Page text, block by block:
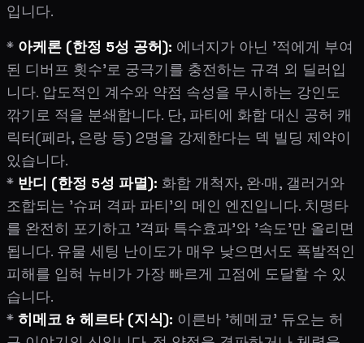
입니다.
* 아케론 (한정 5성 공허): 에너지가 아닌 '적에게 부여
된 디버프 횟수'로 궁극기를 충전하는 규격 외 딜러입
니다. 압도적인 계수와 약점 속성을 무시하는 강인도
깎기로 적을 분쇄합니다. 단, 파티에 화합 대신 공허 캐
릭터(페라, 은랑 등) 2명을 강제한다는 덱 빌딩 제약이
있습니다.
* 반디 (한정 5성 파멸): 화합 개척자, 완·매, 갤러거와
조합되는 '슈퍼 격파 파티'의 메인 엔진입니다. 치명타
를 완전히 포기하고 '격파 특수효과'와 '속도'만 올리면
됩니다. 유물 세팅 난이도가 매우 낮으면서도 폭발적인
피해를 입혀 뉴비가 가장 빠르게 고점에 도달할 수 있
습니다.
* 히메코 & 헤르타 (지식): 이른바 '헤메코' 듀오는 허